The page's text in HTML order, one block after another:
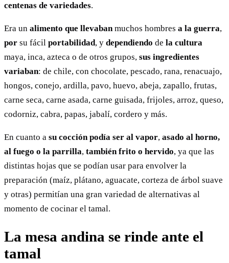
centenas de variedades.
Era un alimento que llevabanmuchos hombres a la guerra,
por su fácil portabilidad, y dependiendo de la cultura
maya, inca, azteca o de otros grupos, sus ingredientes
variaban: de chile, con chocolate, pescado, rana, renacuajo,
hongos, conejo, ardilla, pavo, huevo, abeja, zapallo, frutas,
carne seca, carne asada, carne guisada, frijoles, arroz, queso,
codorniz, cabra, papas, jabalí, cordero y más.
En cuanto a su cocción podía ser al vapor, asado al horno,
al fuego o la parrilla, también frito o hervido, ya que las
distintas hojas que se podían usar para envolver la
preparación (maíz, plátano, aguacate, corteza de árbol suave
y otras) permitían una gran variedad de alternativas al
momento de cocinar el tamal.
La mesa andina se rinde ante el
tamal